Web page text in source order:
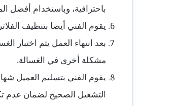
باحترافية، وباستخدام أفضل
يقوم الفني أيضا بتنظيف
بعد انتهاء العمل يتم
مشكلة أخرى في الغسالة.
يقوم الفني بتسليم العميل
التشغيل الصحيح لضمان عدم